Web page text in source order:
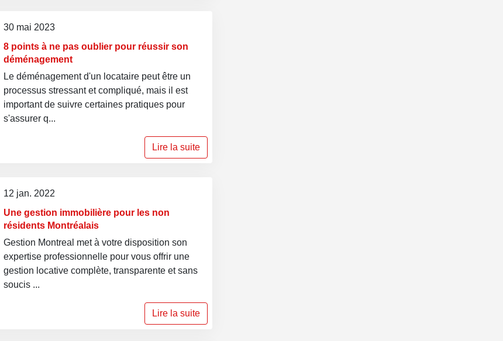
Lire la suite
30 mai 2023
8 points à ne pas oublier pour réussir son
déménagement
Le déménagement d'un locataire peut être un
processus stressant et compliqué, mais il est
important de suivre certaines pratiques pour
s'assurer q...
Lire la suite
12 jan. 2022
Une gestion immobilière pour les non
résidents Montréalais
Gestion Montreal met à votre disposition son
expertise professionnelle pour vous offrir une
gestion locative complète, transparente et sans
soucis ...